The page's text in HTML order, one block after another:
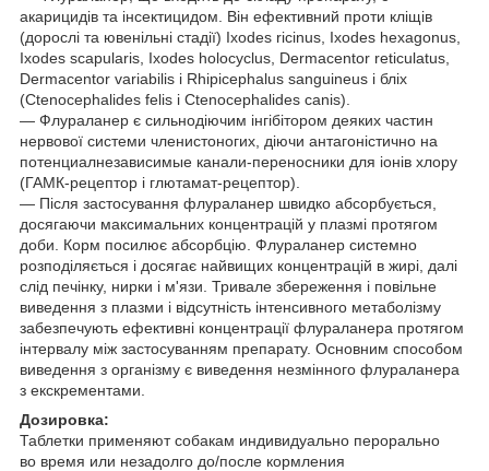
акарицидів та інсектицидом. Він ефективний проти кліщів
(дорослі та ювенільні стадії) Ixodes ricinus, Ixodes hexagonus,
Ixodes scapularis, Ixodes holocyclus, Dermacentor reticulatus,
Dermacentor variabilis і Rhipicephalus sanguineus і бліх
(Ctenocephalides felis і Ctenocephalides canis).
— Флураланер є сильнодіючим інгібітором деяких частин
нервової системи членистоногих, діючи антагоністично на
потенциалнезависимые канали-переносники для іонів хлору
(ГАМК-рецептор і глютамат-рецептор).
— Після застосування флураланер швидко абсорбується,
досягаючи максимальних концентрацій у плазмі протягом
доби. Корм посилює абсорбцію. Флураланер системно
розподіляється і досягає найвищих концентрацій в жирі, далі
слід печінку, нирки і м'язи. Тривале збереження і повільне
виведення з плазми і відсутність інтенсивного метаболізму
забезпечують ефективні концентрації флураланера протягом
інтервалу між застосуванням препарату. Основним способом
виведення з організму є виведення незмінного флураланера
з екскрементами.
Дозировка:
Таблетки применяют собакам индивидуально перорально
во время или незадолго до/после кормления